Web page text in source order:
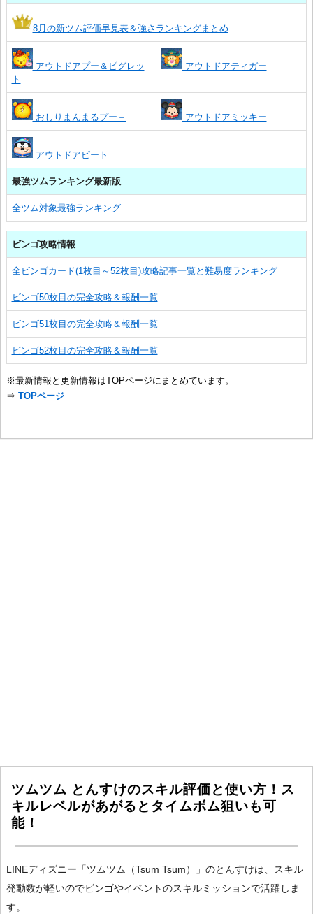
8月の新ツム評価早見表＆強さランキングまとめ
アウトドアプー＆ピグレッ
ト
アウトドアティガー
おしりまんまるプー＋ アウトドアミッキー
アウトドアピート
最強ツムランキング最新版
全ツム対象最強ランキング
ビンゴ攻略情報
全ビンゴカード(1枚目～52枚目)攻略記事一覧と難易度ランキング
ビンゴ50枚目の完全攻略＆報酬一覧
ビンゴ51枚目の完全攻略＆報酬一覧
ビンゴ52枚目の完全攻略＆報酬一覧
※最新情報と更新情報はTOPページにまとめています。
⇒ TOPページ
ツムツム とんすけのスキル評価と使い方！ス
キルレベルがあがるとタイムボム狙いも可
能！
LINEディズニー「ツムツム（Tsum Tsum）」のとんすけは、スキル
発動数が軽いのでビンゴやイベントのスキルミッションで活躍しま
す。